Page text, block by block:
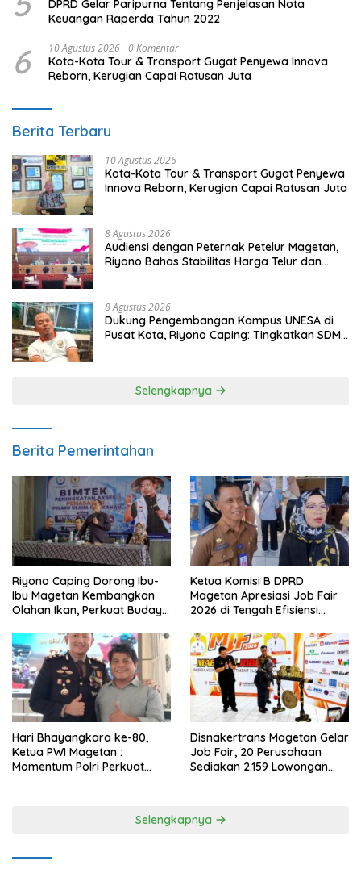
DPRD Gelar Paripurna Tentang Penjelasan Nota
Keuangan Raperda Tahun 2022
6 10 Agustus 2026 0 Komentar
Kota-Kota Tour & Transport Gugat Penyewa Innova
Reborn, Kerugian Capai Ratusan Juta
Berita Terbaru
10 Agustus 2026
Kota-Kota Tour & Transport Gugat Penyewa
Innova Reborn, Kerugian Capai Ratusan Juta
8 Agustus 2026
Audiensi dengan Peternak Petelur Magetan,
Riyono Bahas Stabilitas Harga Telur dan
8 Agustus 2026
Dukung Pengembangan Kampus UNESA di
Pusat Kota, Riyono Caping: Tingkatkan SDM
Selengkapnya
Berita Pemerintahan
Riyono Caping Dorong Ibu-
Ibu Magetan Kembangkan
Olahan Ikan, Perkuat Budaya
Ketua Komisi B DPRD
Magetan Apresiasi Job Fair
2026 di Tengah Efisiensi
Hari Bhayangkara ke-80,
Ketua PWI Magetan :
Momentum Polri Perkuat
Disnakertrans Magetan Gelar
Job Fair, 20 Perusahaan
Sediakan 2.159 Lowongan
Selengkapnya